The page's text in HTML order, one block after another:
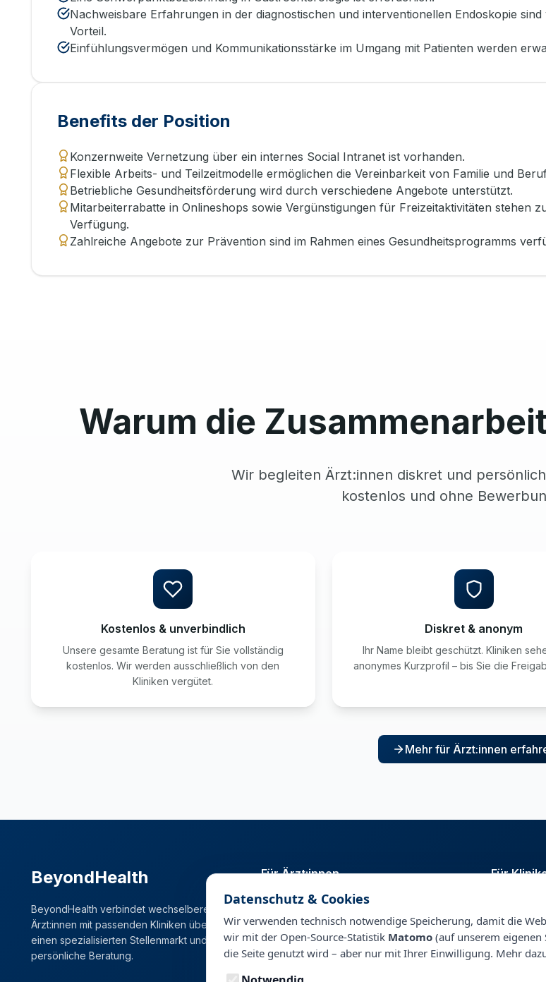
Nachweisbare Erfahrungen in der diagnostischen und interventionellen Endoskopie sind
Vorteil.
Einfühlungsvermögen und Kommunikationsstärke im Umgang mit Patienten werden
Benefits der Position
Konzernweite Vernetzung über ein internes Social Intranet ist vorhanden.
Flexible Arbeits- und Teilzeitmodelle ermöglichen die Vereinbarkeit von Familie und
Betriebliche Gesundheitsförderung wird durch verschiedene Angebote unterstützt.
Mitarbeiterrabatte in Onlineshops sowie Vergünstigungen für Freizeitaktivitäten stehen
Verfügung.
Zahlreiche Angebote zur Prävention sind im Rahmen eines Gesundheitsprogramms
Warum die
Wir begleiten Ärzt:innen diskret und
kostenlos und ohne
Kostenlos & unverbindlich
Unsere gesamte Beratung ist für Sie vollständig
kostenlos. Wir werden ausschließlich von den
Kliniken vergütet.
Diskret & anonym
Ihr Name bleibt geschützt. Kliniken
anonymes Kurzprofil – bis Sie die
Mehr für Ärzt:innen
BeyondHealth
BeyondHealth verbindet wechselbereite
Ärzt:innen mit passenden Kliniken über
einen spezialisierten Stellenmarkt und
persönliche Beratung.
Für Ärzt:innen
Stellenmarkt
Karrieremanagement
Für
Datenschutz & Cookies
Wir verwenden technisch notwendige Speicherung, damit die
wir mit der Open-Source-Statistik Matomo (auf unserem
die Seite genutzt wird – aber nur mit Ihrer Einwilligung. Mehr